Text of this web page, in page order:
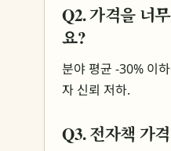
Q2. 가격을 너
요?
분야 평균 -30% 이
자 신뢰 저하.
Q3. 전자책 가